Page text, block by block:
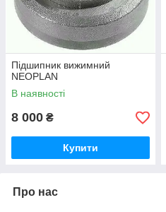
Підшипник вижимний
NEOPLAN
В наявності
8 000 ₴
Купити
Про нас